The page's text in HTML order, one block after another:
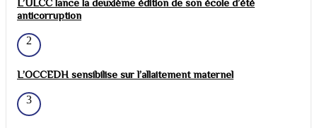
L’ULCC lance la deuxième édition de son école d’été
anticorruption
2
L’OCCEDH sensibilise sur l’allaitement maternel
3